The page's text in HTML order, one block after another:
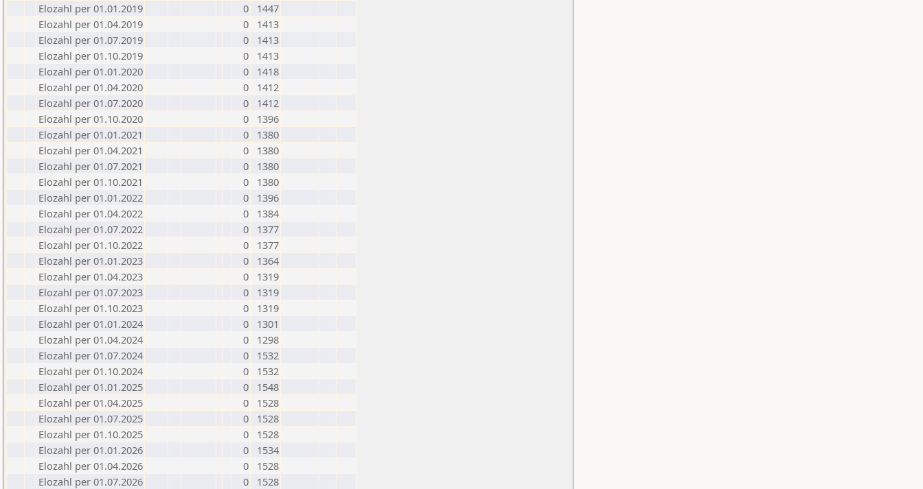
Elozahl per 01.01.2019
0
1447
Elozahl per 01.04.2019
0
1413
Elozahl per 01.07.2019
0
1413
Elozahl per 01.10.2019
0
1413
Elozahl per 01.01.2020
0
1418
Elozahl per 01.04.2020
0
1412
Elozahl per 01.07.2020
0
1412
Elozahl per 01.10.2020
0
1396
Elozahl per 01.01.2021
0
1380
Elozahl per 01.04.2021
0
1380
Elozahl per 01.07.2021
0
1380
Elozahl per 01.10.2021
0
1380
Elozahl per 01.01.2022
0
1396
Elozahl per 01.04.2022
0
1384
Elozahl per 01.07.2022
0
1377
Elozahl per 01.10.2022
0
1377
Elozahl per 01.01.2023
0
1364
Elozahl per 01.04.2023
0
1319
Elozahl per 01.07.2023
0
1319
Elozahl per 01.10.2023
0
1319
Elozahl per 01.01.2024
0
1301
Elozahl per 01.04.2024
0
1298
Elozahl per 01.07.2024
0
1532
Elozahl per 01.10.2024
0
1532
Elozahl per 01.01.2025
0
1548
Elozahl per 01.04.2025
0
1528
Elozahl per 01.07.2025
0
1528
Elozahl per 01.10.2025
0
1528
Elozahl per 01.01.2026
0
1534
Elozahl per 01.04.2026
0
1528
Elozahl per 01.07.2026
0 1528